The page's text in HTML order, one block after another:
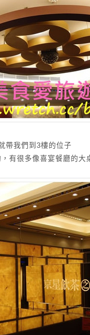
帶我們到3樓的位子
有很多像喜宴餐廳的大